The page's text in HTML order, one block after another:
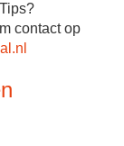
contact op